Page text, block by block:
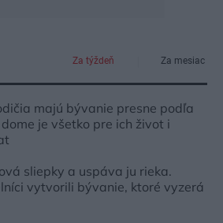
Za týždeň Za mesiac
majú bývanie presne podľa
je všetko pre ich život i
sliepky a uspáva ju rieka.
vytvorili bývanie, ktoré vyzerá